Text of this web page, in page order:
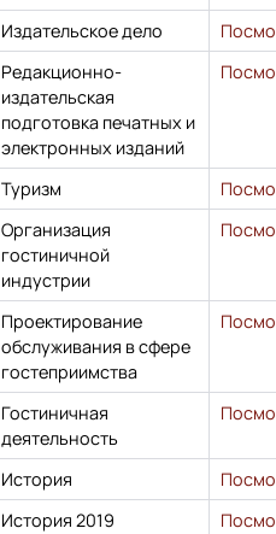
Издательское дело
Редакционно-
издательская
подготовка печатных и
электронных изданий
Туризм
Организация
гостиничной
индустрии
Проектирование
обслуживания в сфере
гостеприимства
Гостиничная
деятельность
История
История 2019